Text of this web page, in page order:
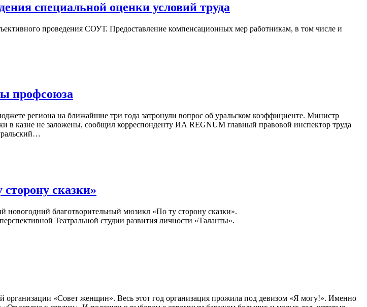
специальной оценки условий труда
проведения СОУТ. Предоставление компенсационных мер работникам, в том числе и
профсоюза
региона на ближайшие три года затронули вопрос об уральском коэффициенте. Министр
в казне не заложены, сообщил корреспонденту ИА REGNUM главный правовой инспектор труда
сказки»
новогодний благотворительный мюзикл «По ту сторону сказки».
Театральной студии развития личности «Таланты».
организации «Совет женщин». Весь этот год организация прожила под девизом «Я могу!». Именно